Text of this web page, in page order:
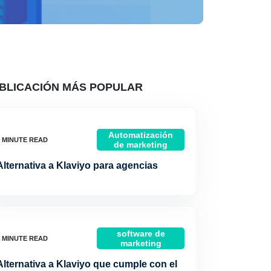
MÁS POPULAR
Automatización
de marketing
a Klaviyo para agencias
software de
marketing
a Klaviyo que cumple con el